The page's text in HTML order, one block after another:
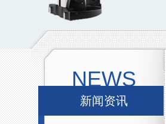
NEWS
新闻资讯